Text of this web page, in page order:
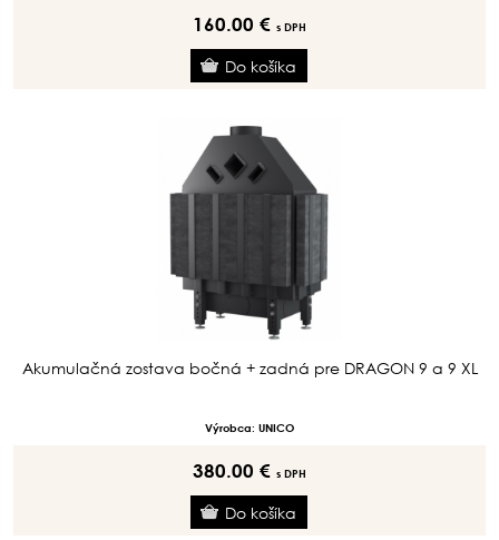
160.00 € s DPH
Akumulačná zostava bočná + zadná pre DRAGON 9 a 9 XL
Výrobca: UNICO
380.00 € s DPH